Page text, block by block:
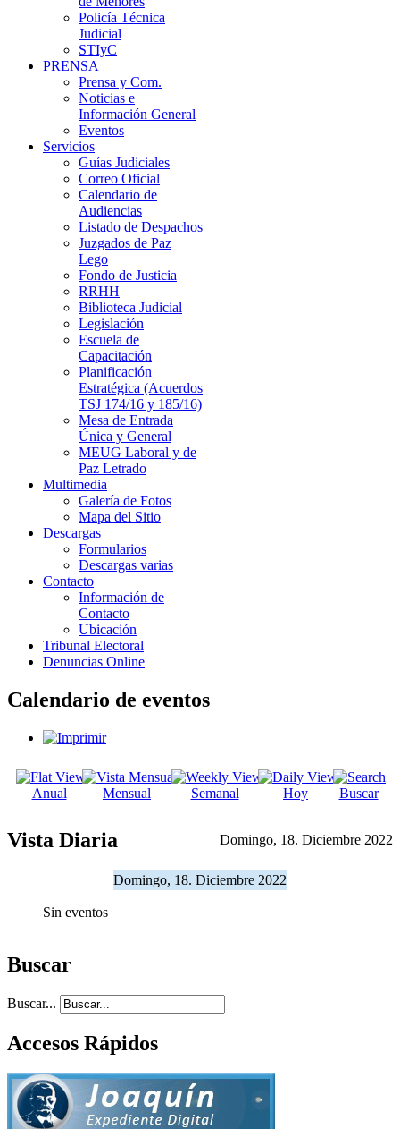
Policía Técnica
Judicial
STIyC
PRENSA
Prensa y Com.
Noticias e
Información General
Eventos
Servicios
Guías Judiciales
Correo Oficial
Calendario de
Audiencias
Listado de Despachos
Juzgados de Paz
Lego
Fondo de Justicia
RRHH
Biblioteca Judicial
Legislación
Escuela de
Capacitación
Planificación
Estratégica (Acuerdos
TSJ 174/16 y 185/16)
Mesa de Entrada
Única y General
MEUG Laboral y de
Paz Letrado
Multimedia
Galería de Fotos
Mapa del Sitio
Descargas
Formularios
Descargas varias
Contacto
Información de
Contacto
Ubicación
Tribunal Electoral
Denuncias Online
Calendario de eventos
Anual Mensual Semanal Hoy Buscar
Vista Diaria Domingo, 18. Diciembre 2022
Domingo, 18. Diciembre 2022
Sin eventos
Buscar
Buscar...
Accesos Rápidos